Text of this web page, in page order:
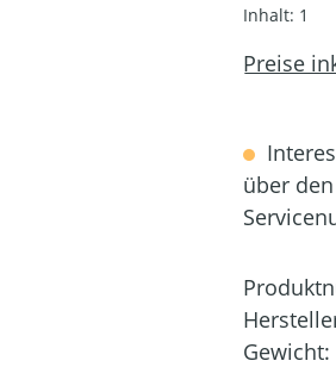
Inhalt: 1
Preise
über
Gewicht: